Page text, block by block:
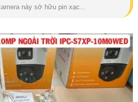
này sở hữu pin xạc...